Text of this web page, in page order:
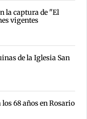
la captura de "El
vigentes
de la Iglesia San
68 años en Rosario